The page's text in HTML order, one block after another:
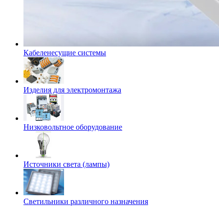
Кабеленесущие системы
Изделия для электромонтажа
Низковольтное оборудование
Источники света (лампы)
Светильники различного назначения